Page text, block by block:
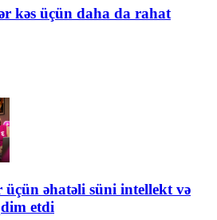
kəs üçün daha da rahat
əhatəli süni intellekt və
etdi